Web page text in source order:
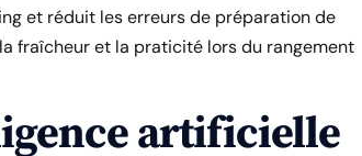
et réduit les erreurs de préparation de
fraîcheur et la praticité lors du rangement
artificielle